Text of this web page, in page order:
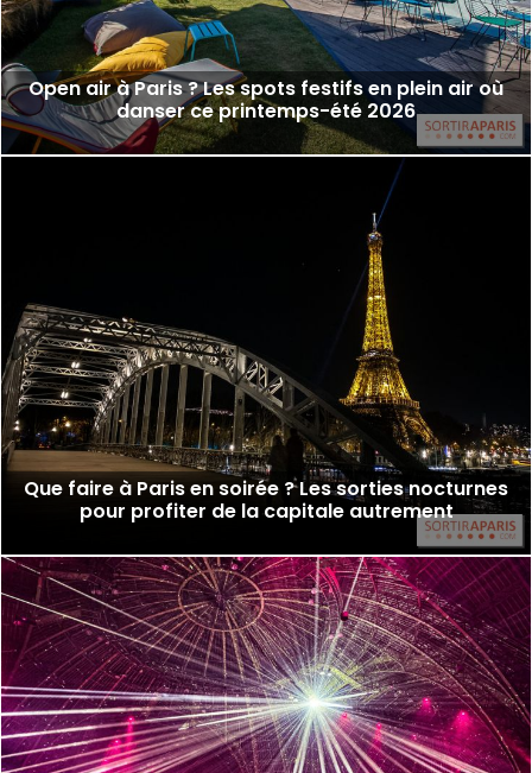
Open air à Paris ? Les spots festifs en plein air où
danser ce printemps-été 2026
Que faire à Paris en soirée ? Les sorties nocturnes
pour profiter de la capitale autrement